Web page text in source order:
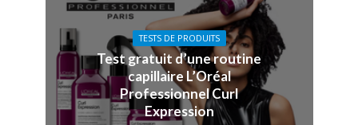
TESTS DE PRODUITS
Test gratuit d’une routine
capillaire L’Oréal
Professionnel Curl
Expression